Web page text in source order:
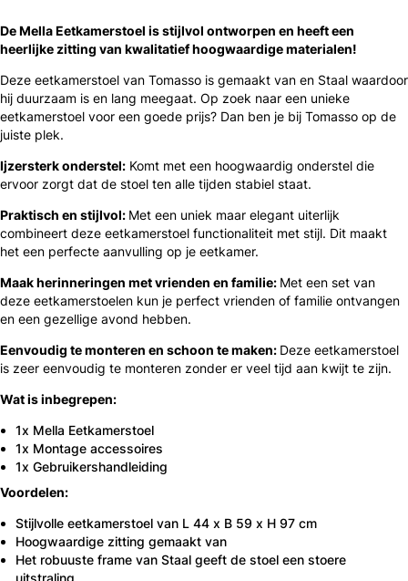
De Mella Eetkamerstoel is ​​stijlvol ontworpen en heeft een
heerlijke zitting van kwalitatief hoogwaardige materialen!
Deze eetkamerstoel van Tomasso is gemaakt van en Staal waardoor
hij duurzaam is en lang meegaat. Op zoek naar een unieke
eetkamerstoel voor een goede prijs? Dan ben je bij Tomasso op de
juiste plek.
Ijzersterk onderstel: Komt met een hoogwaardig onderstel die
ervoor zorgt dat de stoel ten alle tijden stabiel staat.
Praktisch en stijlvol: Met een uniek maar elegant uiterlijk
combineert deze eetkamerstoel functionaliteit met stijl. Dit maakt
het een perfecte aanvulling op je eetkamer.
Maak herinneringen met vrienden en familie: Met een set van
deze eetkamerstoelen kun je perfect vrienden of familie ontvangen
en een gezellige avond hebben.
Eenvoudig te monteren en schoon te maken: Deze eetkamerstoel
is zeer eenvoudig te monteren zonder er veel tijd aan kwijt te zijn.
Wat is inbegrepen:
1x Mella Eetkamerstoel
1x Montage accessoires
1x Gebruikershandleiding
Voordelen:
Stijlvolle eetkamerstoel van L 44 x B 59 x H 97 cm
Hoogwaardige zitting gemaakt van
Het robuuste frame van Staal geeft de stoel een stoere